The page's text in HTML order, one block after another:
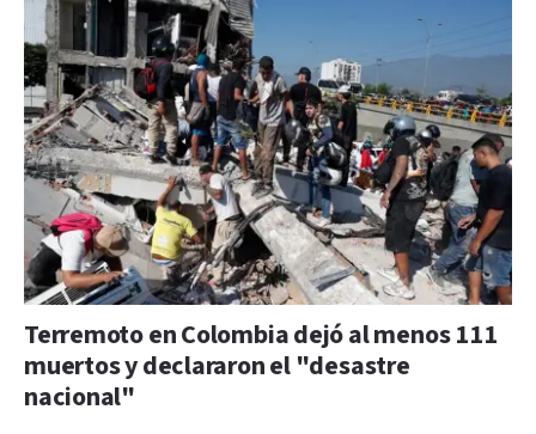
Terremoto en Colombia dejó al menos 111
muertos y declararon el "desastre
nacional"